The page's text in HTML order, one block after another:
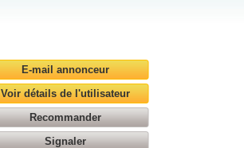
E-mail annonceur
Voir détails de l'utilisateur
Recommander
Signaler